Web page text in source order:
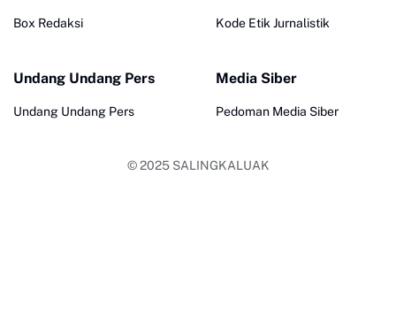
Box Redaksi Kode Etik Jurnalistik
Undang Undang Pers
Undang Undang Pers
Media Siber
Pedoman Media Siber
© 2025 SALINGKALUAK